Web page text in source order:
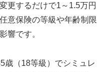
更するだけで1～1.5万円
意保険の等級や年齢制限
響です。
歳（18等級）でシミュレ